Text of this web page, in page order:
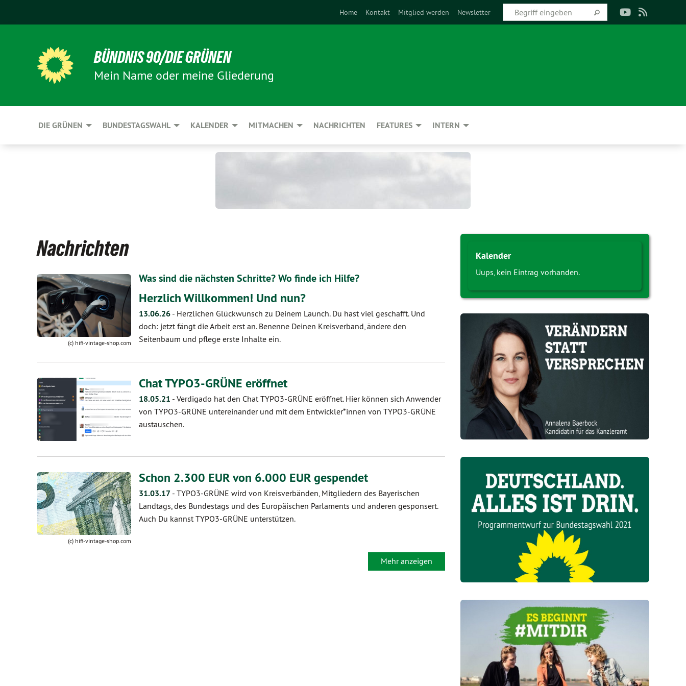
Home Kontakt Mitglied werden Newsletter
BÜNDNIS 90/DIE GRÜNEN
Mein Name oder meine Gliederung
DIE GRÜNEN BUNDESTAGSWAHL KALENDER MITMACHEN NACHRICHTEN FEATURES INTERN
Nachrichten
(c) hifi-vintage-shop.com
Was sind die nächsten Schritte? Wo finde ich Hilfe?
Herzlich Willkommen! Und nun?
13.06.26 - Herzlichen Glückwunsch zu Deinem Launch. Du hast viel geschafft. Und
doch: jetzt fängt die Arbeit erst an. Benenne Deinen Kreisverband, ändere den
Seitenbaum und pflege erste Inhalte ein.
Chat TYPO3-GRÜNE eröffnet
18.05.21 - Verdigado hat den Chat TYPO3-GRÜNE eröffnet. Hier können sich Anwender
von TYPO3-GRÜNE untereinander und mit dem Entwickler*innen von TYPO3-GRÜNE
austauschen.
(c) hifi-vintage-shop.com
Schon 2.300 EUR von 6.000 EUR gespendet
31.03.17 - TYPO3-GRÜNE wird von Kreisverbänden, Mitgliedern des Bayerischen
Landtags, des Bundestags und des Europäischen Parlaments und anderen gesponsert.
Auch Du kannst TYPO3-GRÜNE unterstützen.
Mehr anzeigen
Kalender
Uups, kein Eintrag vorhanden.